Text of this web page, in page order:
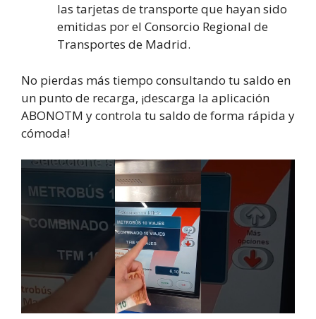
las tarjetas de transporte que hayan sido
emitidas por el Consorcio Regional de
Transportes de Madrid.
No pierdas más tiempo consultando tu saldo en
un punto de recarga, ¡descarga la aplicación
ABONOTM y controla tu saldo de forma rápida y
cómoda!